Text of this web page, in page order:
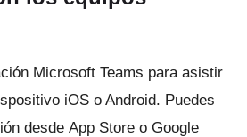
Microsoft Teams para asistir
iOS o Android. Puedes
desde App Store o Google